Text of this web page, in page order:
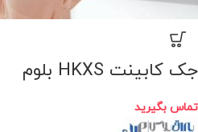
جک کابینت HKXS بلوم
تماس بگیرید